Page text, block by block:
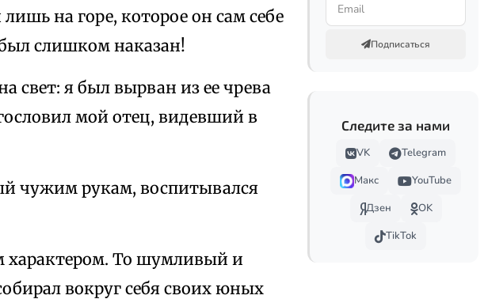
на горе, которое он сам себе
слишком наказан!
свет: я был вырван из ее чрева
мой отец, видевший в
чужим рукам, воспитывался
характером. То шумливый и
вокруг себя своих юных
Подписаться
Следите за нами
VK
Telegram
Макс
YouTube
Дзен
OK
TikTok